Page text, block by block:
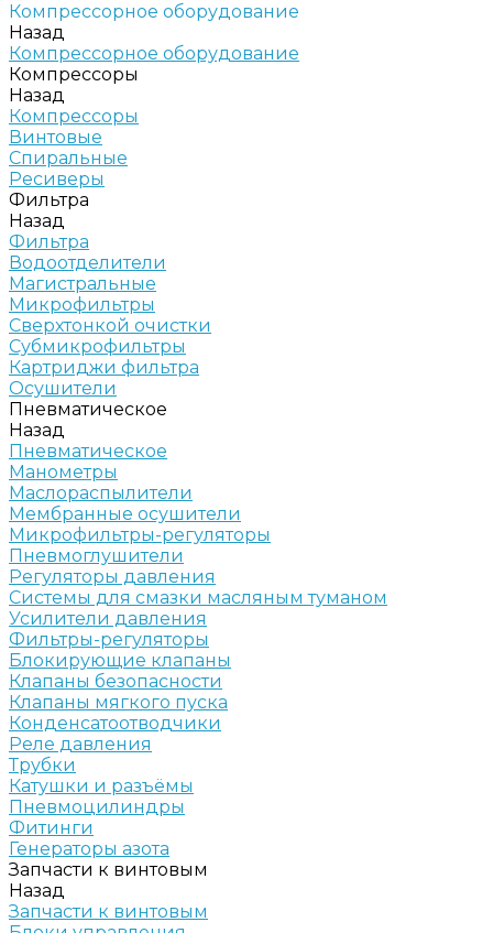
Компрессорное оборудование
Назад
Компрессорное оборудование
Компрессоры
Назад
Компрессоры
Винтовые
Спиральные
Ресиверы
Фильтра
Назад
Фильтра
Водоотделители
Магистральные
Микрофильтры
Сверхтонкой очистки
Субмикрофильтры
Картриджи фильтра
Осушители
Пневматическое
Назад
Пневматическое
Манометры
Маслораспылители
Мембранные осушители
Микрофильтры-регуляторы
Пневмоглушители
Регуляторы давления
Системы для смазки масляным туманом
Усилители давления
Фильтры-регуляторы
Блокирующие клапаны
Клапаны безопасности
Клапаны мягкого пуска
Конденсатоотводчики
Реле давления
Трубки
Катушки и разъёмы
Пневмоцилиндры
Фитинги
Генераторы азота
Запчасти к винтовым
Назад
Запчасти к винтовым